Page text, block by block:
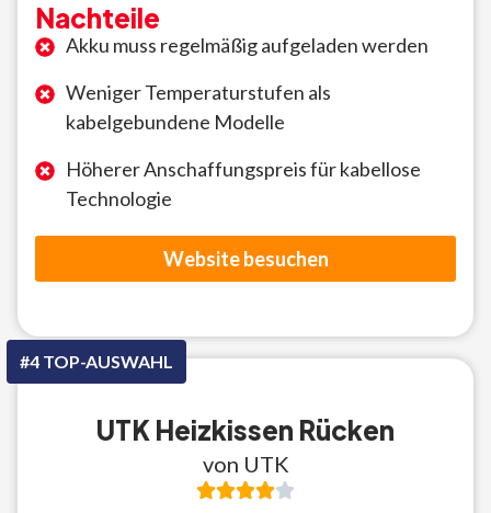
Nachteile
Akku muss regelmäßig aufgeladen werden
Weniger Temperaturstufen als
kabelgebundene Modelle
Höherer Anschaffungspreis für kabellose
Technologie
Website besuchen
#4 TOP-AUSWAHL
UTK Heizkissen Rücken
von UTK